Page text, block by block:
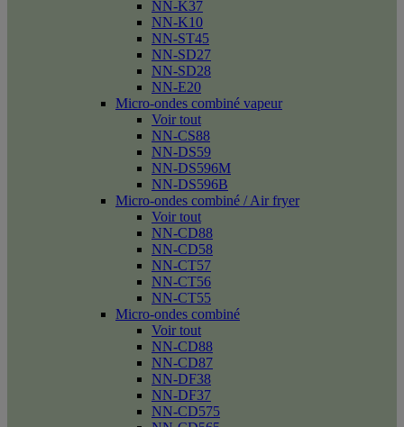
NN-K37
NN-K10
NN-ST45
NN-SD27
NN-SD28
NN-E20
Micro-ondes combiné vapeur
Voir tout
NN-CS88
NN-DS59
NN-DS596M
NN-DS596B
Micro-ondes combiné / Air fryer
Voir tout
NN-CD88
NN-CD58
NN-CT57
NN-CT56
NN-CT55
Micro-ondes combiné
Voir tout
NN-CD88
NN-CD87
NN-DF38
NN-DF37
NN-CD575